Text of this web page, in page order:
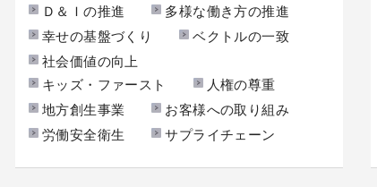
Ｄ＆Ｉの推進
多様な働き方の推進
幸せの基盤づくり
ベクトルの一致
社会価値の向上
キッズ・ファースト
人権の尊重
地方創生事業
お客様への取り組み
労働安全衛生
サプライチェーン